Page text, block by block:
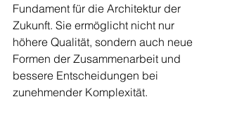
Fundament für die Architektur der
Zukunft. Sie ermöglicht nicht nur
höhere Qualität, sondern auch neue
Formen der Zusammenarbeit und
bessere Entscheidungen bei
zunehmender Komplexität.